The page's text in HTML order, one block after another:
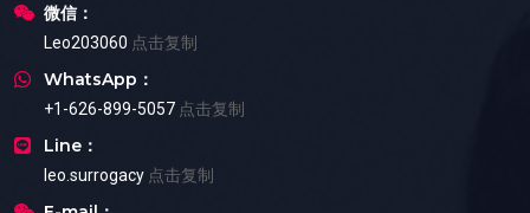
微信：
Leo203060 点击复制
WhatsApp：
+1-626-899-5057 点击复制
Line：
leo.surrogacy 点击复制